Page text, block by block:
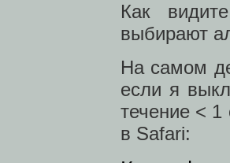
Как
выбирают
На самом
если я
течение <
в Safari: